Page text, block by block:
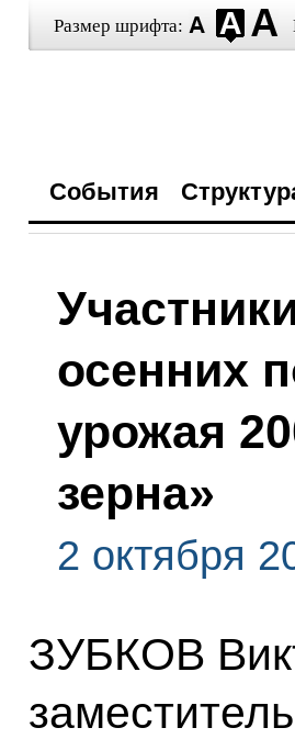
Размер шрифта:
События
осенних
урожая
зерна»
2 октября
ЗУБКОВ